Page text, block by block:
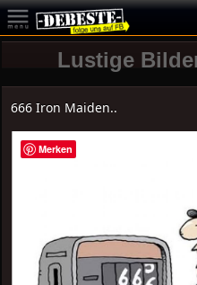
Lustige
666 Iron Maiden..
Merken